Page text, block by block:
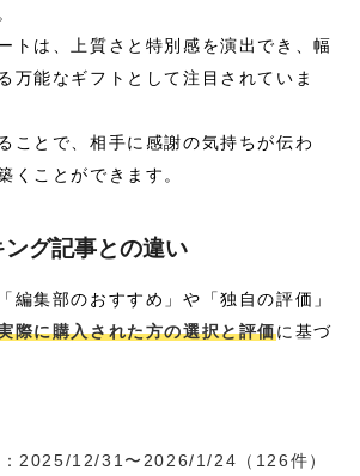
トは、上質さと特別感を演出でき、幅
万能なギフトとして注目されていま
ことで、相手に感謝の気持ちが伝わ
くことができます。
グ記事との違い
編集部のおすすめ」や「独自の評価」
際に購入された方の選択と評価に基づ
：2025/12/31〜2026/1/24（126件）